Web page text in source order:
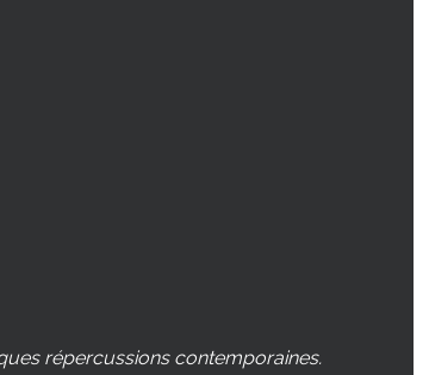
répercussions contemporaines.